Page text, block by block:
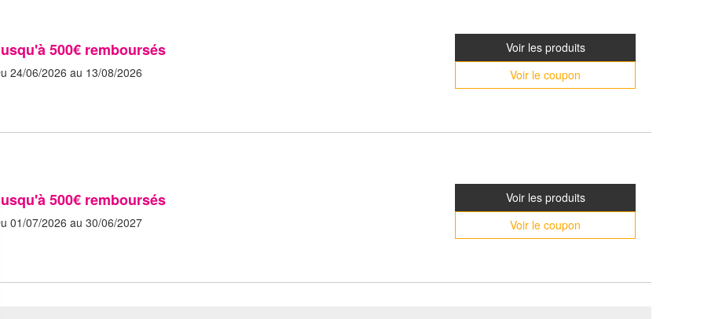
500€ remboursés
24/06/2026 au 13/08/2026
Voir les produits
Voir le coupon
500€ remboursés
01/07/2026 au 30/06/2027
Voir les produits
Voir le coupon